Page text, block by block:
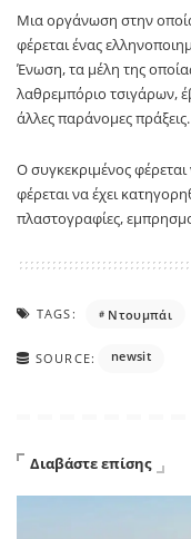
Μια οργάνωση στην
φέρεται ένας
Ένωση, τα μέλη της
λαθρεμπόριο τσιγάρων,
άλλες παράνομες πράξεις.
Ο συγκεκριμένος
φέρεται να έχει
πλαστογραφίες,
TAGS: Ντουμπάι
SOURCE: newsit
Διαβάστε επίσης